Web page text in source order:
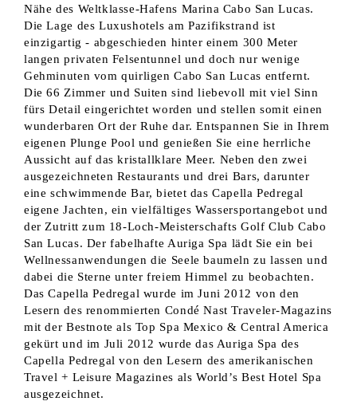
Nähe des Weltklasse-Hafens Marina Cabo San Lucas.
Die Lage des Luxushotels am Pazifikstrand ist
einzigartig - abgeschieden hinter einem 300 Meter
langen privaten Felsentunnel und doch nur wenige
Gehminuten vom quirligen Cabo San Lucas entfernt.
Die 66 Zimmer und Suiten sind liebevoll mit viel Sinn
fürs Detail eingerichtet worden und stellen somit einen
wunderbaren Ort der Ruhe dar. Entspannen Sie in Ihrem
eigenen Plunge Pool und genießen Sie eine herrliche
Aussicht auf das kristallklare Meer. Neben den zwei
ausgezeichneten Restaurants und drei Bars, darunter
eine schwimmende Bar, bietet das Capella Pedregal
eigene Jachten, ein vielfältiges Wassersportangebot und
der Zutritt zum 18-Loch-Meisterschafts Golf Club Cabo
San Lucas. Der fabelhafte Auriga Spa lädt Sie ein bei
Wellnessanwendungen die Seele baumeln zu lassen und
dabei die Sterne unter freiem Himmel zu beobachten.
Das Capella Pedregal wurde im Juni 2012 von den
Lesern des renommierten Condé Nast Traveler-Magazins
mit der Bestnote als Top Spa Mexico & Central America
gekürt und im Juli 2012 wurde das Auriga Spa des
Capella Pedregal von den Lesern des amerikanischen
Travel + Leisure Magazines als World’s Best Hotel Spa
ausgezeichnet.